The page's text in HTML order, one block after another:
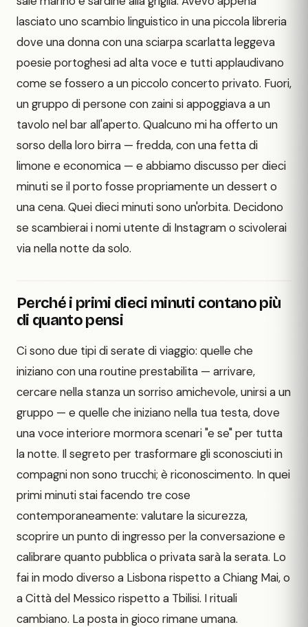
lasciato uno scambio linguistico in una piccola libreria
dove una donna con una sciarpa scarlatta leggeva
poesie portoghesi ad alta voce e tutti applaudivano
come se fossero a un piccolo concerto privato. Fuori,
un gruppo di persone con zaini si appoggiava a un
tavolo nel bar all'aperto. Qualcuno mi ha offerto un
sorso della loro birra — fredda, con una fetta di
limone e economica — e abbiamo discusso per dieci
minuti se il porto fosse propriamente un dessert o
una cena. Quei dieci minuti sono un'orbita. Decidono
se scambierai i nomi utente di Instagram o scivolerai
via nella notte da solo.
Perché i primi dieci minuti contano più
di quanto pensi
Ci sono due tipi di serate di viaggio: quelle che
iniziano con una routine prestabilita — arrivare,
cercare nella stanza un sorriso amichevole, unirsi a un
gruppo — e quelle che iniziano nella tua testa, dove
una voce interiore mormora scenari "e se" per tutta
la notte. Il segreto per trasformare gli sconosciuti in
compagni non sono trucchi; è riconoscimento. In quei
primi minuti stai facendo tre cose
contemporaneamente: valutare la sicurezza,
scoprire un punto di ingresso per la conversazione e
calibrare quanto pubblica o privata sarà la serata. Lo
fai in modo diverso a Lisbona rispetto a Chiang Mai, o
a Città del Messico rispetto a Tbilisi. I rituali
cambiano. La posta in gioco rimane umana.